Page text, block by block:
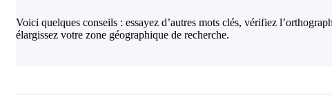
Voici quelques conseils : essayez d’autres mots clés, vérifiez
élargissez votre zone géographique de recherche.